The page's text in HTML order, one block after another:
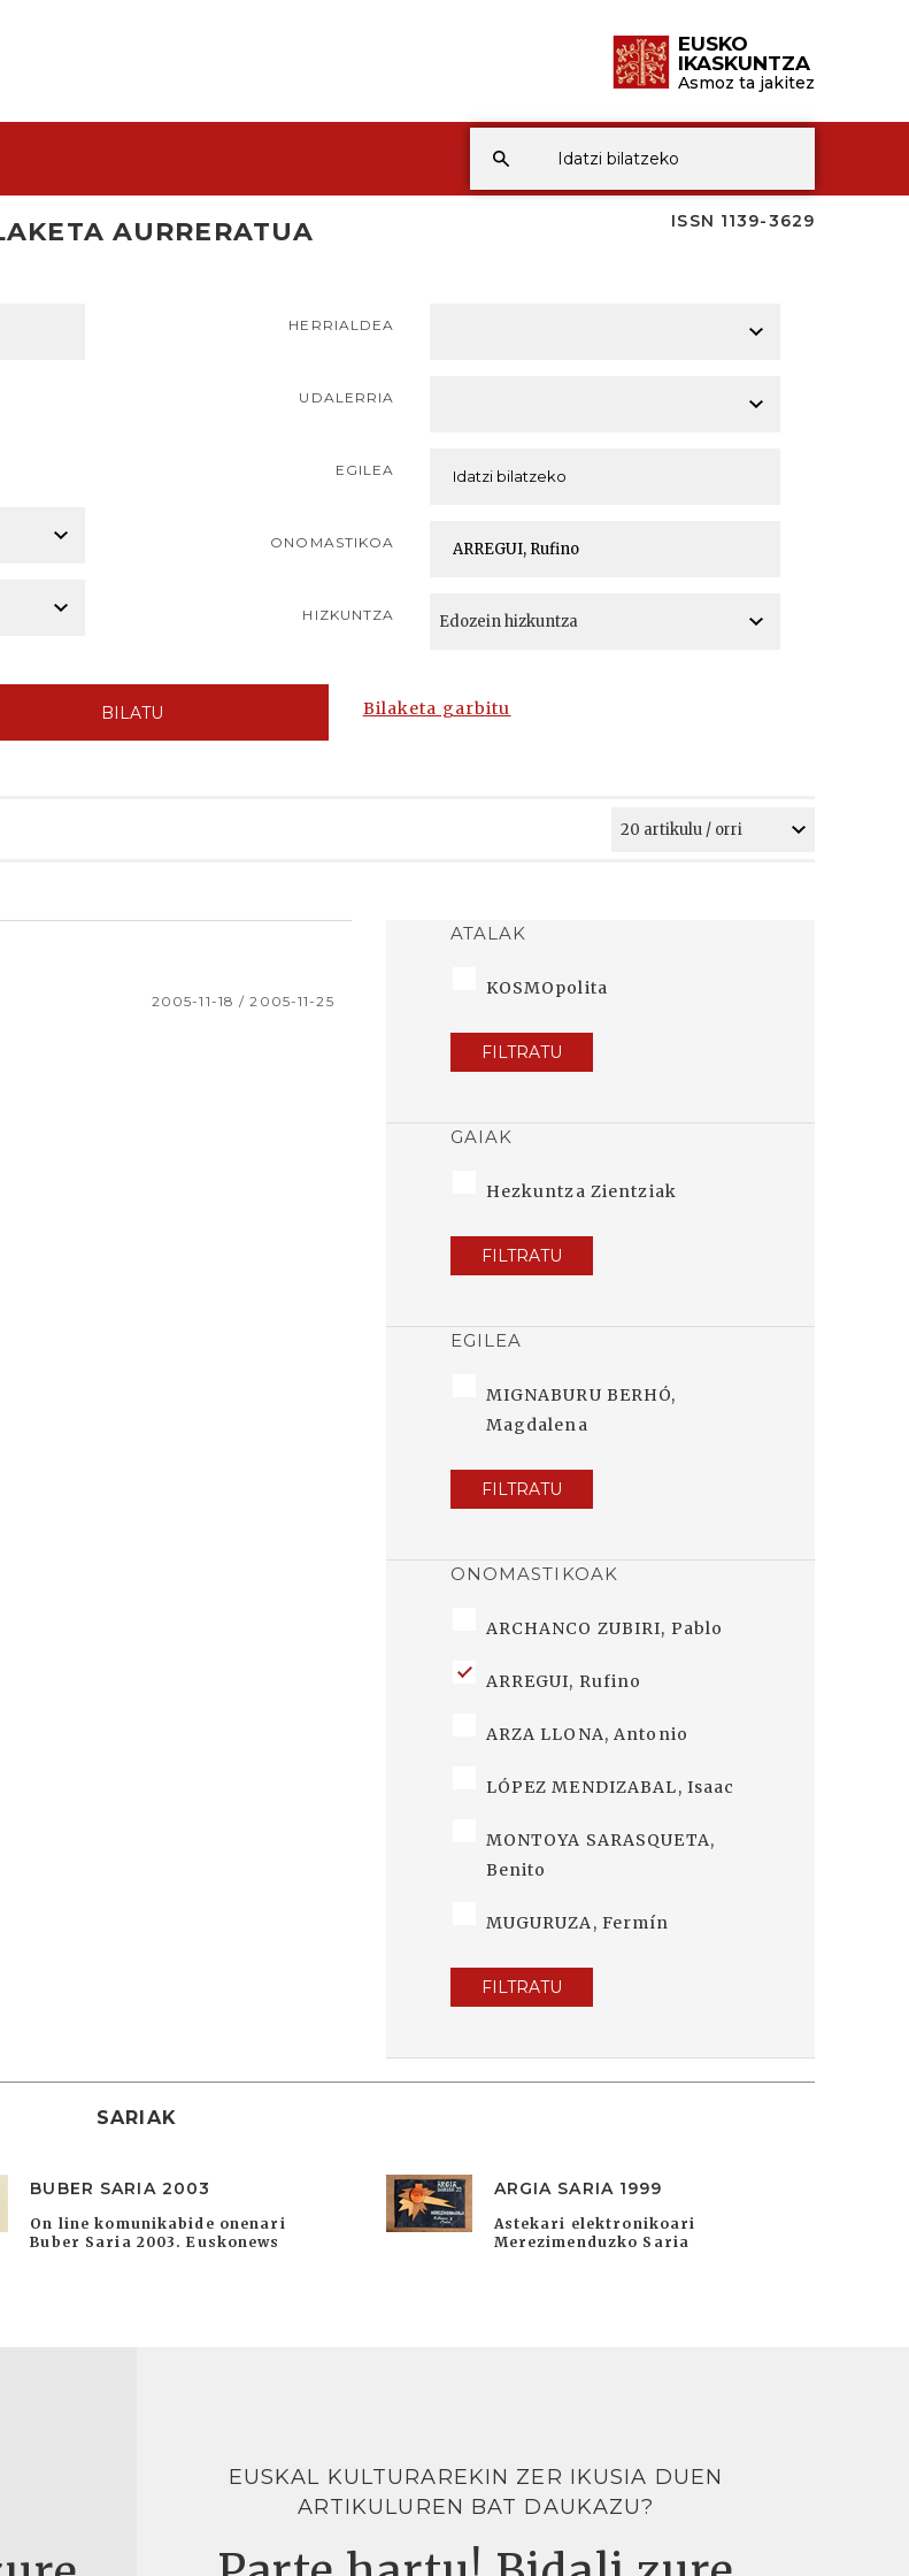
EUSKO
IKASKUNTZA
Asmoz ta jakitez
ISSN 1139-3629
AURRERATUA
HERRIALDEA
UDALERRIA
EGILEA
ONOMASTIKOA
HIZKUNTZA
BILATU Bilaketa garbitu
2005-11-18 / 2005-11-25
ATALAK
KOSMOpolita
FILTRATU
GAIAK
Hezkuntza Zientziak
FILTRATU
EGILEA
MIGNABURU BERHÓ,
Magdalena
FILTRATU
ONOMASTIKOAK
ARCHANCO ZUBIRI, Pablo
ARREGUI, Rufino
ARZA LLONA, Antonio
LÓPEZ MENDIZABAL, Isaac
MONTOYA SARASQUETA,
Benito
MUGURUZA, Fermín
FILTRATU
SARIAK
BUBER SARIA 2003
On line komunikabide onenari
Buber Saria 2003. Euskonews
ARGIA SARIA 1999
Astekari elektronikoari
Merezimenduzko Saria
EUSKAL KULTURAREKIN ZER IKUSIA DUEN
ARTIKULUREN BAT DAUKAZU?